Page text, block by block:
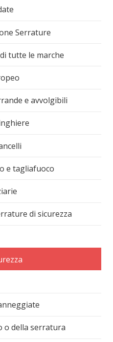
Serrature
tutte le marche
e avvolgibili
e tagliafuoco
di sicurezza
o della serratura